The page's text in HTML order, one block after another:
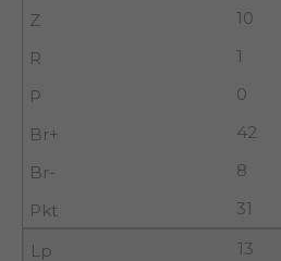
10
1
0
42
8
31
13